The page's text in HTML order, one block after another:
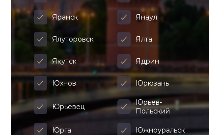
Яранск Янаул
Ялуторовск Ялта
Якутск Ядрин
Юхнов Юрюзань
Юрьевец
Юрьев-
Польский
Юрга Южноуральск